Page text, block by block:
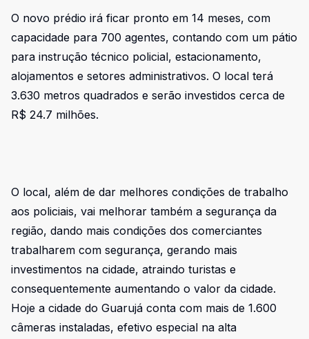
O novo prédio irá ficar pronto em 14 meses, com
capacidade para 700 agentes, contando com um pátio
para instrução técnico policial, estacionamento,
alojamentos e setores administrativos. O local terá
3.630 metros quadrados e serão investidos cerca de
R$ 24.7 milhões.
O local, além de dar melhores condições de trabalho
aos policiais, vai melhorar também a segurança da
região, dando mais condições dos comerciantes
trabalharem com segurança, gerando mais
investimentos na cidade, atraindo turistas e
consequentemente aumentando o valor da cidade.
Hoje a cidade do Guarujá conta com mais de 1.600
câmeras instaladas, efetivo especial na alta